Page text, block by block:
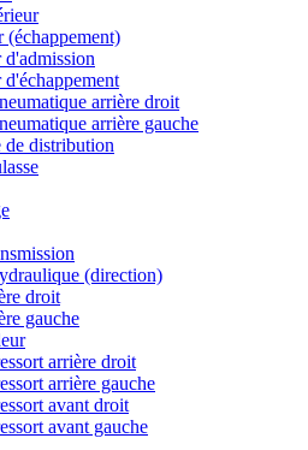
(échappement)
arrière droit
arrière gauche
de distribution
(direction)
droit
gauche
arrière droit
arrière gauche
avant droit
avant gauche